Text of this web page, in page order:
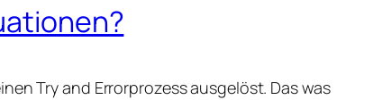
Try and Errorprozess ausgelöst. Das was